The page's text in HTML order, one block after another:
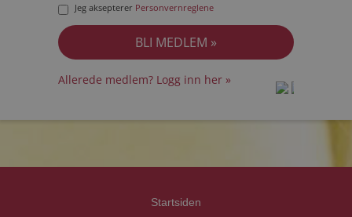
Jeg aksepterer Personvernreglene
Allerede medlem? Logg inn her »
Startsiden